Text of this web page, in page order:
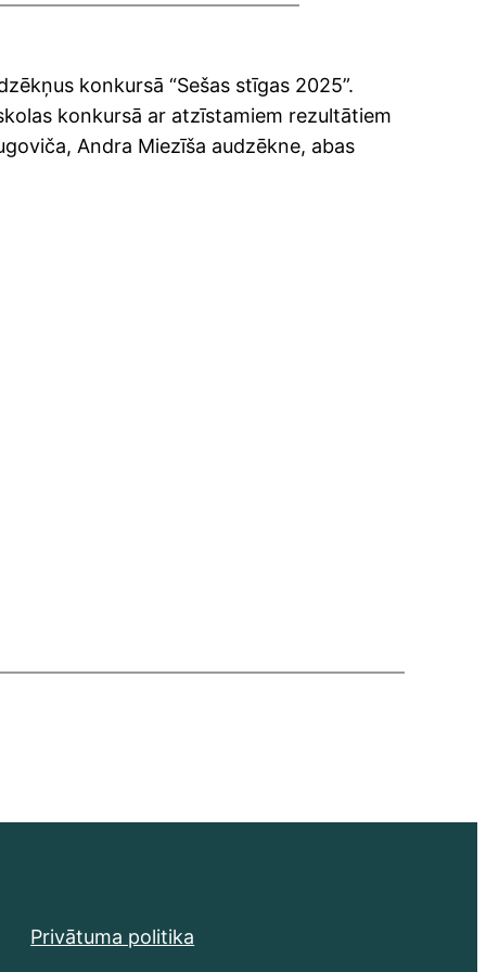
konkursā “Sešas stīgas 2025”.
konkursā ar atzīstamiem rezultātiem
Andra Miezīša audzēkne, abas
Privātuma politika